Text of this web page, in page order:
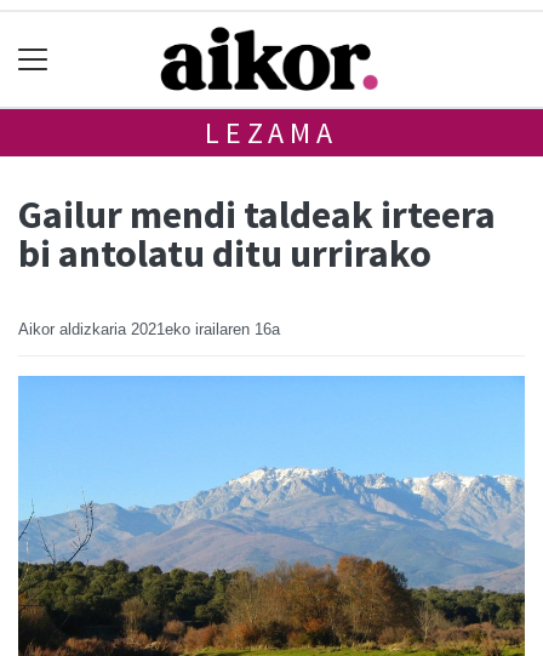
LEZAMA
Gailur mendi taldeak irteera
bi antolatu ditu urrirako
Aikor aldizkaria 2021eko irailaren 16a